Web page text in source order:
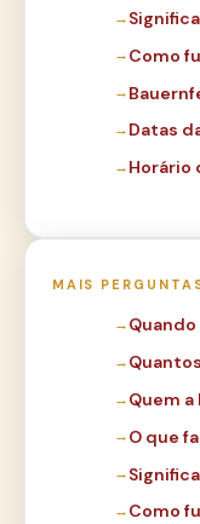
Como
Datas
Horário
MAIS
Quem
O que
Como